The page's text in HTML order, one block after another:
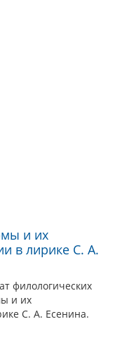
и их
в лирике С. А.
филологических
и их
С. А. Есенина.